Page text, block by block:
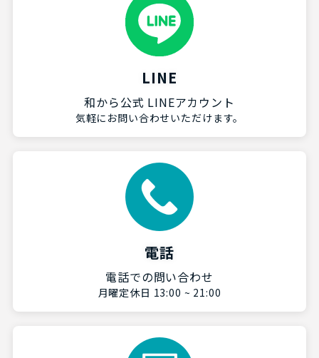
LINE
和から公式 LINEアカウント
気軽にお問い合わせいただけます。
電話
電話での問い合わせ
月曜定休日 13:00 ~ 21:00